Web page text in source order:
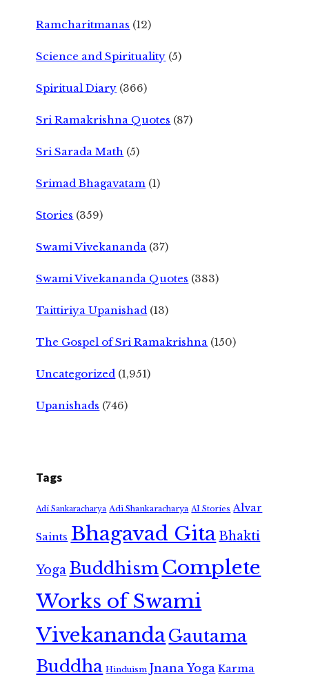
Ramcharitmanas (12)
Science and Spirituality (5)
Spiritual Diary (366)
Sri Ramakrishna Quotes (87)
Sri Sarada Math (5)
Srimad Bhagavatam (1)
Stories (359)
Swami Vivekananda (37)
Swami Vivekananda Quotes (383)
Taittiriya Upanishad (13)
The Gospel of Sri Ramakrishna (150)
Uncategorized (1,951)
Upanishads (746)
Tags
Adi Sankaracharya Adi Shankaracharya AI Stories Alvar
Saints Bhagavad GitaBhakti
Yoga Buddhism Complete
Works of Swami
VivekanandaGautama
Buddha Hinduism Jnana Yoga Karma